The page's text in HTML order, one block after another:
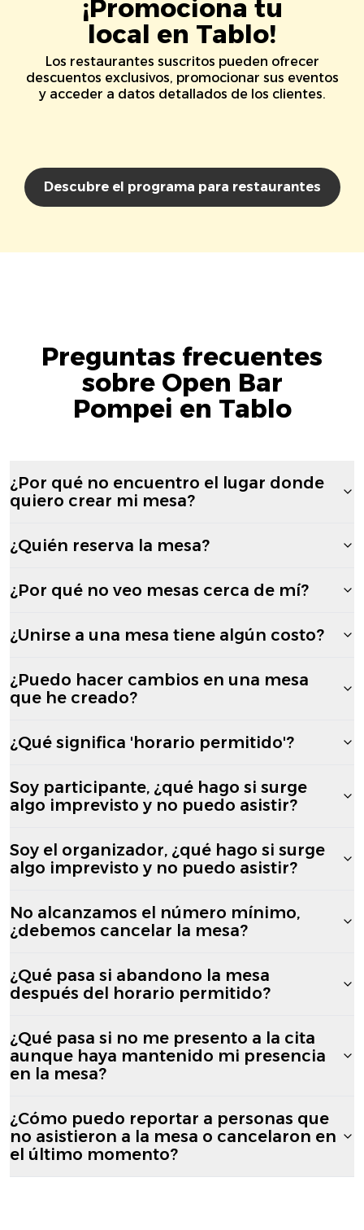
¡Promociona tu
local en Tablo!
Los restaurantes suscritos pueden ofrecer
descuentos exclusivos, promocionar sus eventos
y acceder a datos detallados de los clientes.
Descubre el programa para restaurantes
Preguntas frecuentes
sobre Open Bar
Pompei en Tablo
¿Por qué no encuentro el lugar donde
quiero crear mi mesa?
¿Quién reserva la mesa?
¿Por qué no veo mesas cerca de mí?
¿Unirse a una mesa tiene algún costo?
¿Puedo hacer cambios en una mesa
que he creado?
¿Qué significa 'horario permitido'?
Soy participante, ¿qué hago si surge
algo imprevisto y no puedo asistir?
Soy el organizador, ¿qué hago si surge
algo imprevisto y no puedo asistir?
No alcanzamos el número mínimo,
¿debemos cancelar la mesa?
¿Qué pasa si abandono la mesa
después del horario permitido?
¿Qué pasa si no me presento a la cita
aunque haya mantenido mi presencia
en la mesa?
¿Cómo puedo reportar a personas que
no asistieron a la mesa o cancelaron en
el último momento?